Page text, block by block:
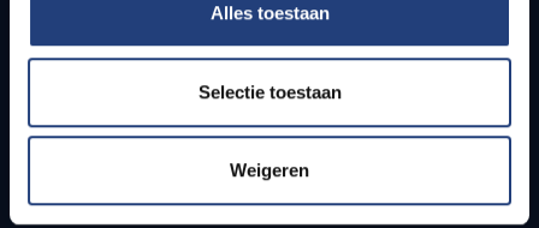
Alles toestaan
Selectie toestaan
Weigeren
Students
PhD students
Teachers and secondary schools
Working students